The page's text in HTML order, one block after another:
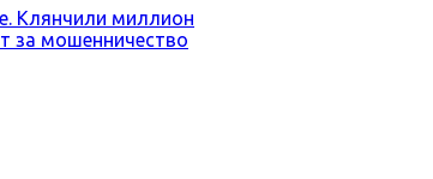
Клянчили миллион
за мошенничество